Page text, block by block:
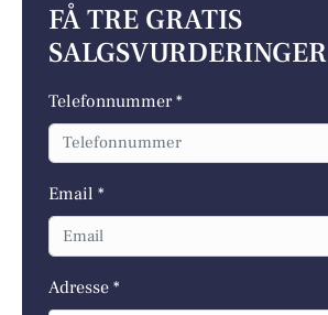
FÅ TRE GRATIS
SALGSVURDERINGER
Telefonnummer *
Email *
Adresse *